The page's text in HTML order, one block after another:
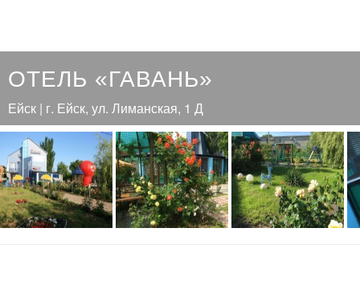
ОТЕЛЬ «ГАВАНЬ»
Ейск | г. Ейск, ул. Лиманская, 1 Д